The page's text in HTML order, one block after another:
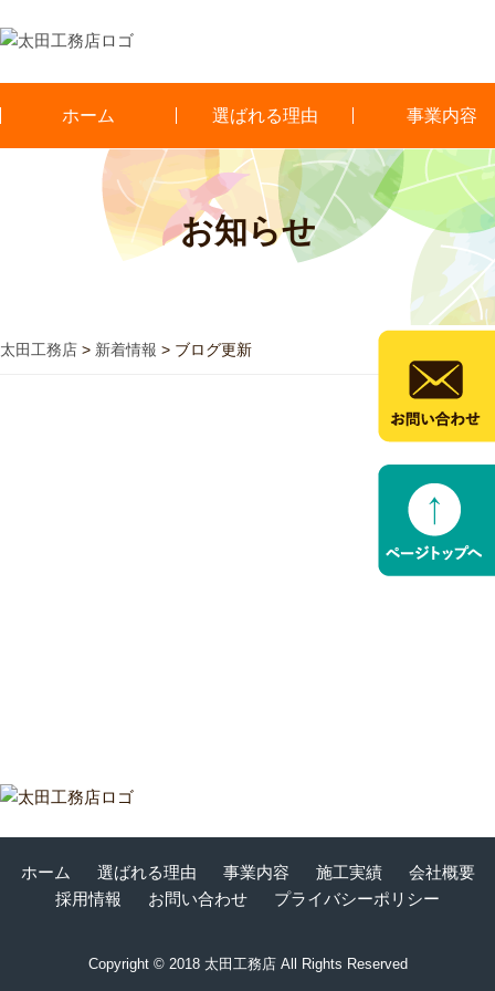
ホーム 選ばれる理由 事業内容
お知らせ
太田工務店 > 新着情報 > ブログ更新
老人
ホーム 選ばれる理由 事業内容 施工実績
会社概要
採用情報
お問い合わせ プライバシーポリシー
Copyright © 2018 太田工務店 All Rights Reserved